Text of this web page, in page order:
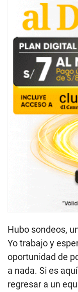
Hubo sondeos,
Yo trabajo y
oportunidad de
a nada. Si es
regresar a un